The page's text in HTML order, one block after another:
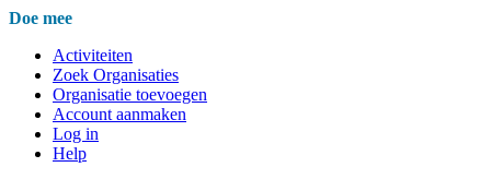
Doe mee
Activiteiten
Zoek Organisaties
Organisatie toevoegen
Account aanmaken
Log in
Help